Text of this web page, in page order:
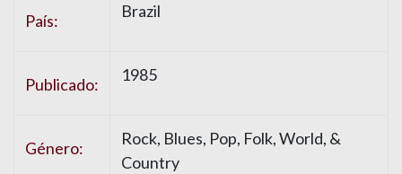
País: Brazil
Publicado: 1985
Género: Rock, Blues, Pop, Folk, World, &
Country